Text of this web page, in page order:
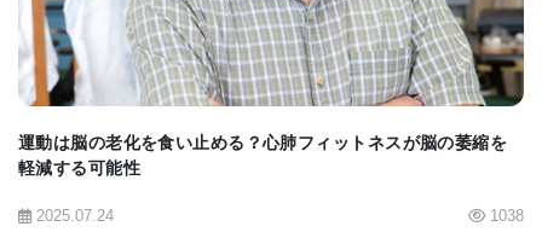
る補償機能が進んでいることも考えられるが、今回
の発見は、その補償機能をさらに拡大し、患者の生
活を改善するために大いに役立つ可能性がある」と
述べている。
脳の中で記憶を形成する領域はその形からギリシア
運動は脳の老化を食い止める？心肺フィットネスが脳の萎縮を
軽減する可能性
2025.07.24 1038